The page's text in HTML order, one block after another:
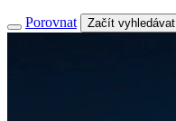
Porovnat Začít vyhledávat